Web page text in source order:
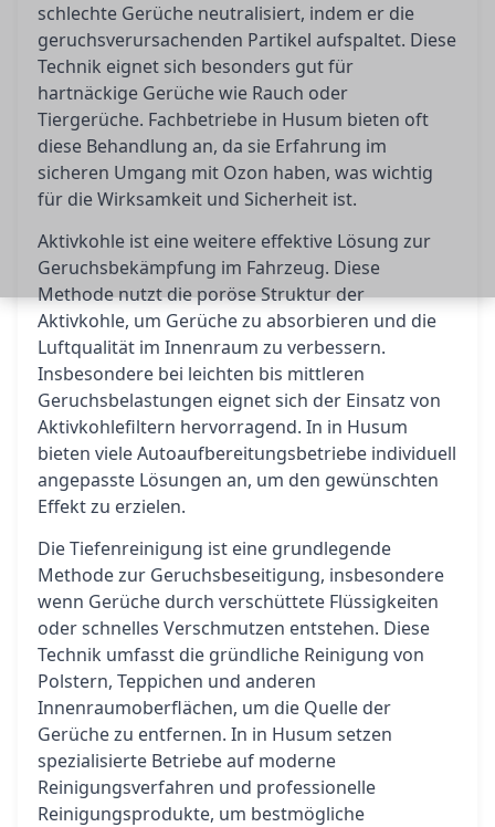
schlechte Gerüche neutralisiert, indem er die
geruchsverursachenden Partikel aufspaltet. Diese
Technik eignet sich besonders gut für
hartnäckige Gerüche wie Rauch oder
Tiergerüche. Fachbetriebe in Husum bieten oft
diese Behandlung an, da sie Erfahrung im
sicheren Umgang mit Ozon haben, was wichtig
für die Wirksamkeit und Sicherheit ist.
Aktivkohle ist eine weitere effektive Lösung zur
Geruchsbekämpfung im Fahrzeug. Diese
Methode nutzt die poröse Struktur der
Aktivkohle, um Gerüche zu absorbieren und die
Luftqualität im Innenraum zu verbessern.
Insbesondere bei leichten bis mittleren
Geruchsbelastungen eignet sich der Einsatz von
Aktivkohlefiltern hervorragend. In in Husum
bieten viele Autoaufbereitungsbetriebe individuell
angepasste Lösungen an, um den gewünschten
Effekt zu erzielen.
Die Tiefenreinigung ist eine grundlegende
Methode zur Geruchsbeseitigung, insbesondere
wenn Gerüche durch verschüttete Flüssigkeiten
oder schnelles Verschmutzen entstehen. Diese
Technik umfasst die gründliche Reinigung von
Polstern, Teppichen und anderen
Innenraumoberflächen, um die Quelle der
Gerüche zu entfernen. In in Husum setzen
spezialisierte Betriebe auf moderne
Reinigungsverfahren und professionelle
Reinigungsprodukte, um bestmögliche